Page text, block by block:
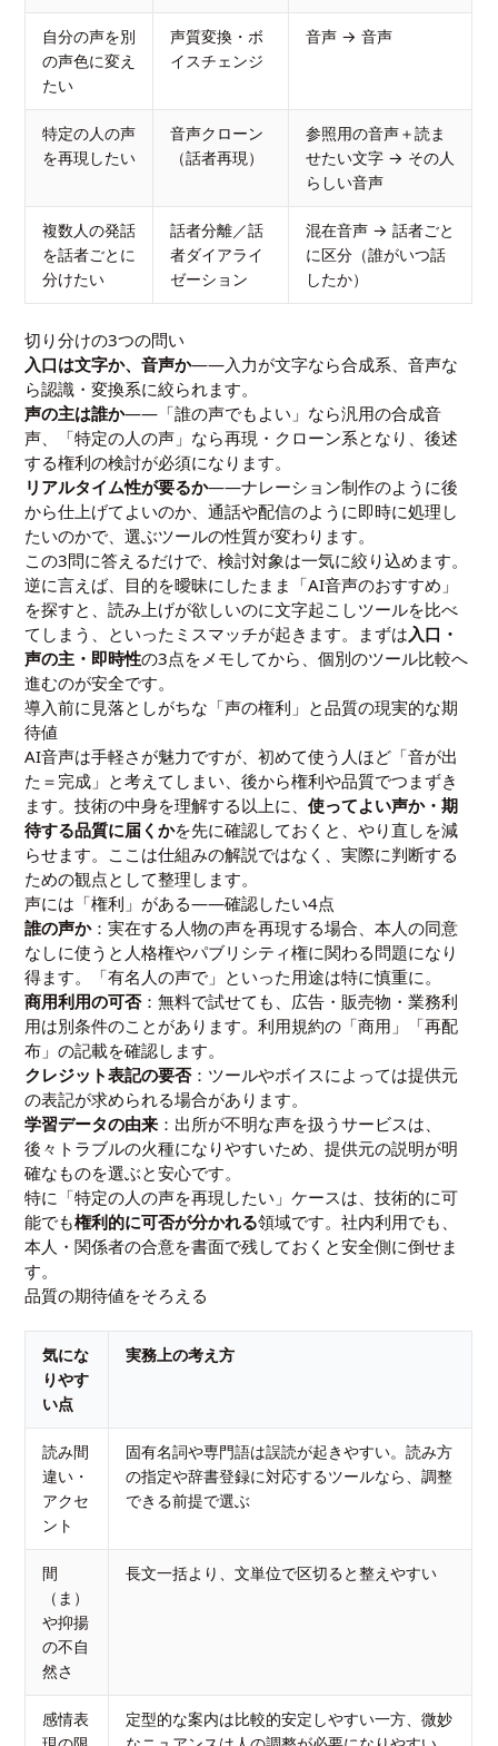
自分の声を別
の声色に変え
たい
声質変換・ボ
イスチェンジ
音声 → 音声
特定の人の声
を再現したい
音声クローン
（話者再現）
参照用の音声＋読ま
せたい文字 → その人
らしい音声
複数人の発話
を話者ごとに
分けたい
話者分離／話
者ダイアライ
ゼーション
混在音声 → 話者ごと
に区分（誰がいつ話
したか）
切り分けの3つの問い
入口は文字か、音声か——入力が文字なら合成系、音声な
ら認識・変換系に絞られます。
声の主は誰か——「誰の声でもよい」なら汎用の合成音
声、「特定の人の声」なら再現・クローン系となり、後述
する権利の検討が必須になります。
リアルタイム性が要るか——ナレーション制作のように後
から仕上げてよいのか、通話や配信のように即時に処理し
たいのかで、選ぶツールの性質が変わります。
この3問に答えるだけで、検討対象は一気に絞り込めます。
逆に言えば、目的を曖昧にしたまま「AI音声のおすすめ」
を探すと、読み上げが欲しいのに文字起こしツールを比べ
てしまう、といったミスマッチが起きます。まずは 入口・
声の主・即時性の3点をメモしてから、個別のツール比較へ
進むのが安全です。
導入前に見落としがちな「声の権利」と品質の現実的な期
待値
AI音声は手軽さが魅力ですが、初めて使う人ほど「音が出
た＝完成」と考えてしまい、後から権利や品質でつまずき
ます。技術の中身を理解する以上に、使ってよい声か・期
待する品質に届くかを先に確認しておくと、やり直しを減
らせます。ここは仕組みの解説ではなく、実際に判断する
ための観点として整理します。
声には「権利」がある——確認したい4点
誰の声か：実在する人物の声を再現する場合、本人の同意
なしに使うと人格権やパブリシティ権に関わる問題になり
得ます。「有名人の声で」といった用途は特に慎重に。
商用利用の可否：無料で試せても、広告・販売物・業務利
用は別条件のことがあります。利用規約の「商用」「再配
布」の記載を確認します。
クレジット表記の要否：ツールやボイスによっては提供元
の表記が求められる場合があります。
学習データの由来 ：出所が不明な声を扱うサービスは、
後々トラブルの火種になりやすいため、提供元の説明が明
確なものを選ぶと安心です。
特に「特定の人の声を再現したい」ケースは、技術的に可
能でも権利的に可否が分かれる領域です。社内利用でも、
本人・関係者の合意を書面で残しておくと安全側に倒せま
す。
品質の期待値をそろえる
気にな
りやす
い点
実務上の考え方
読み間
違い・
アクセ
ント
固有名詞や専門語は誤読が起きやすい。読み方
の指定や辞書登録に対応するツールなら、調整
できる前提で選ぶ
間
（ま）
や抑揚
の不自
然さ
長文一括より、文単位で区切ると整えやすい
感情表
定型的な案内は比較的安定しやすい一方、微妙